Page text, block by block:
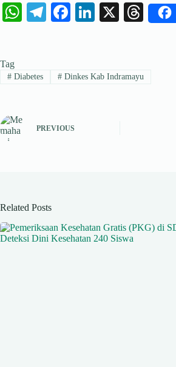
W
A
Te Fa
ok
Li
In
X
T
Tag
#Diabetes #Dinkes Kab Indramayu
PREVIOUS
Related Posts